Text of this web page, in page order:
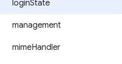
loginState
management
mimeHandler